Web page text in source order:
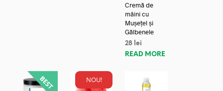
Cremă de
mâini cu
Mușețel și
Gălbenele
28 lei
READ MORE
NOU!